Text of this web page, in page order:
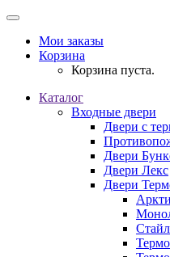
Мои заказы
Корзина
Корзина пуста.
Каталог
Входные двери
Двери с
Двери
Двери Лекс
Двери
Стайл
Термо